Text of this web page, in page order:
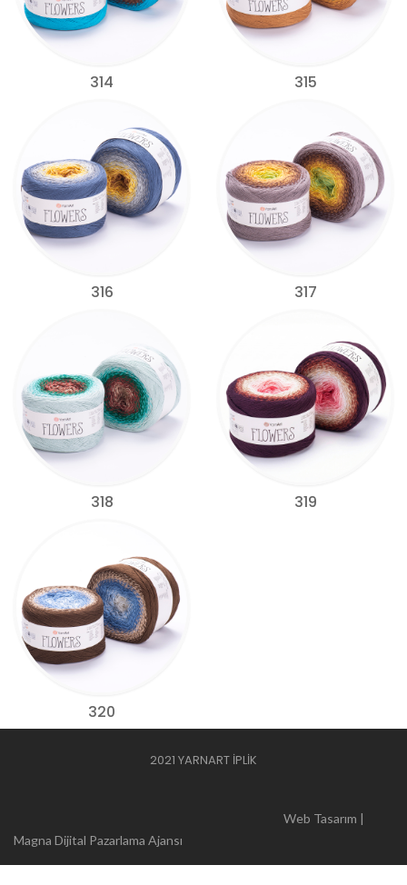
314 315
316 317
318 319
320
2021 YARNART İPLİK
Web Tasarım |
Magna Dijital Pazarlama Ajansı